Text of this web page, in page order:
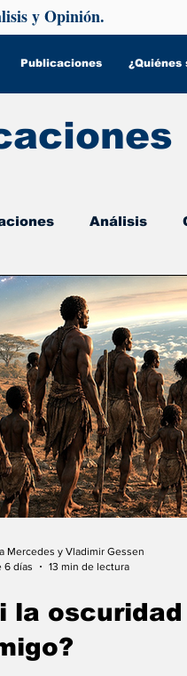
Publicaciones ¿Quiénes
y Opinión.
Análisis
Psicología y Salud
la
Mercedes y Vladimir Gessen
6 días
13 min de lectura